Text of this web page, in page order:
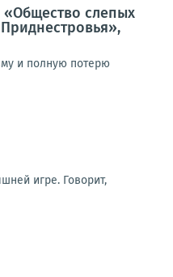
«Общество слепых
и полную потерю
игре. Говорит,